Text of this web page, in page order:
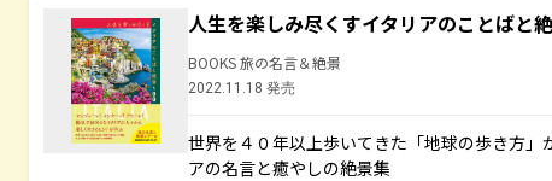
人生を楽しみ尽くすイタリアのことばと
BOOKS 旅の名言＆絶景
2022.11.18 発売
世界を４０年以上歩いてきた「地球の歩き方
アの名言と癒やしの絶景集